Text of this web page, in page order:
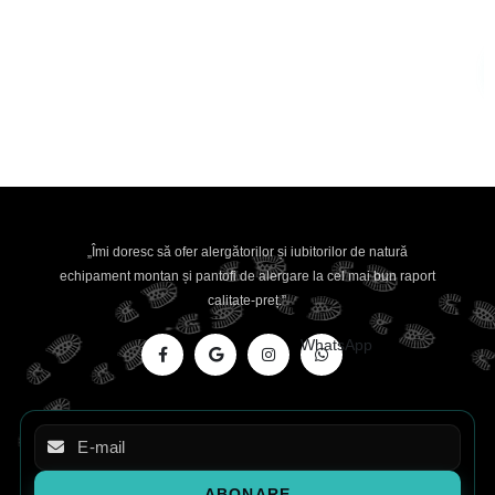
„Îmi doresc să ofer alergătorilor și iubitorilor de natură
echipament montan și pantofi de alergare la cel mai bun raport
calitate-preț.”
WhatsApp